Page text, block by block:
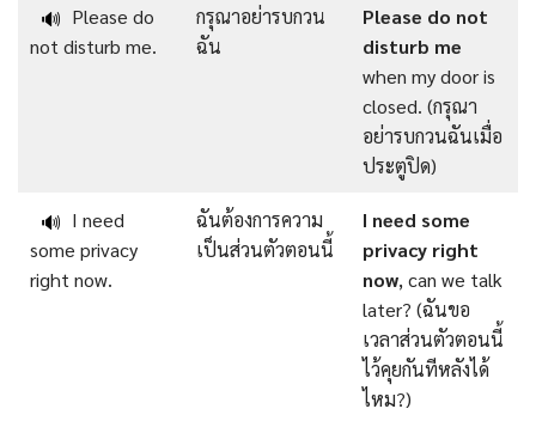
🔊 Please do
not disturb me.
กรุณาอย่ารบกวน
ฉัน
Please do not
disturb me
when my door is
closed. (กรุณา
อย่ารบกวนฉันเมื่อ
ประตูปิด)
🔊 I need
some privacy
right now.
ฉันต้องการความ
เป็นส่วนตัวตอนนี้
I need some
privacy right
now, can we talk
later? (ฉันขอ
เวลาส่วนตัวตอนนี้
ไว้คุยกันทีหลังได้
ไหม?)